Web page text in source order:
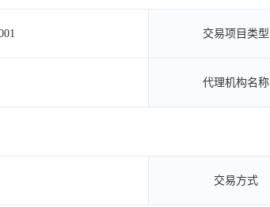
交易项目类型
代理机构名称
交易方式